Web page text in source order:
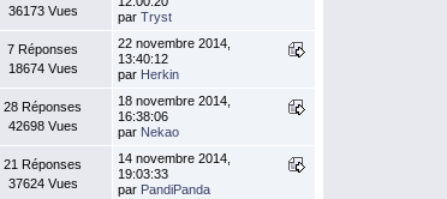
36173 Vues
parTryst
7 Réponses
18674 Vues
22 novembre 2014,
13:40:12
par Herkin
28 Réponses
42698 Vues
18 novembre 2014,
16:38:06
par Nekao
21 Réponses
37624 Vues
14 novembre 2014,
19:03:33
par PandiPanda